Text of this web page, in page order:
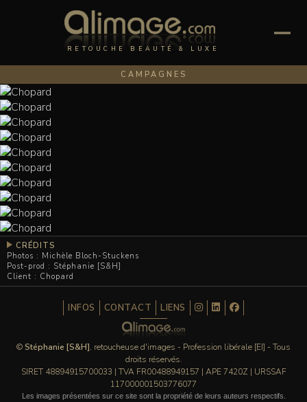
RETOUCHE BEAUTÉ & LUXE
CAMPAGNES
CRÉDITS
Photos : Michèle Bloch-Stuckens
Post-prod : Stéphanie [S&H]
Client : Chopard
INFOS CONTACT LIENS
©Stéphanie [S&H], retoucheuse d'images - Profession libérale [EI] - Tous
droits réservés.
SIRET 48894915700033 | TVA FR00488949157 | APE 7420Z | URSSAF
117000001503776077
Les images présentées sur ce site sont la propriété de leurs auteurs respectifs.